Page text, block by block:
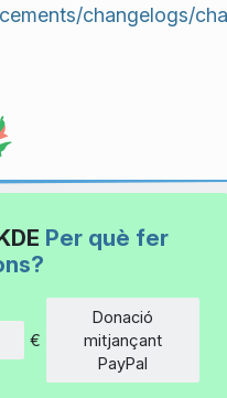
changelogs/
Per què fer
€
Donació
mitjançant
PayPal